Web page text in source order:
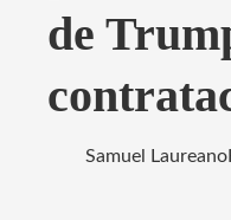
de
Samuel Laureano